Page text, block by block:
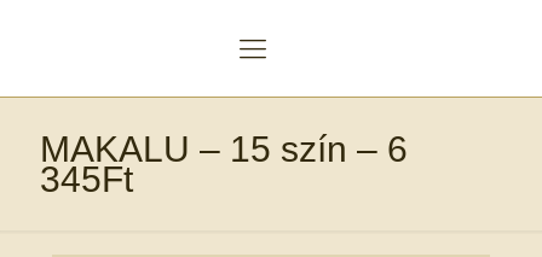
MAKALU – 15 szín – 6
345Ft